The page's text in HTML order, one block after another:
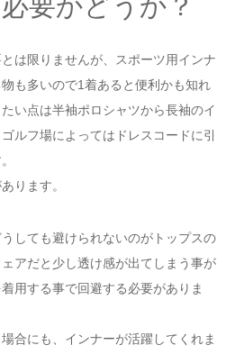
は限りませんが、スポーツ用インナ
も多いので1着あると便利かも知れ
い点は半袖ポロシャツから長袖のイ
ルフ場によってはドレスコードに引
ります。
しても避けられないのがトップスの
アだと少し透け感が出てしまう事が
用する事で回避する必要がありま
合にも、インナーが活躍してくれま